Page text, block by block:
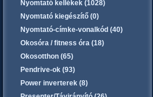
Nyomtató kellékek (1028)
Nyomtató kiegészítő (0)
Nyomtató-címke-vonalkód (40)
Okosóra / fitness óra (18)
Okosotthon (65)
Pendrive-ok (93)
Power inverterek (8)